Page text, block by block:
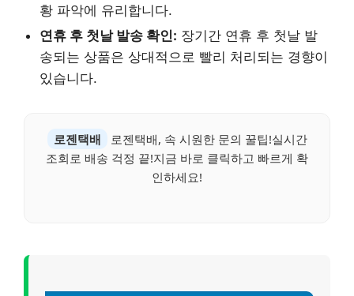
황 파악에 유리합니다.
연휴 후 첫날 발송 확인: 장기간 연휴 후 첫날 발
송되는 상품은 상대적으로 빨리 처리되는 경향이
있습니다.
로젠택배
로젠택배, 속 시원한 문의 꿀팁!실시간
조회로 배송 걱정 끝!지금 바로 클릭하고 빠르게 확
인하세요!